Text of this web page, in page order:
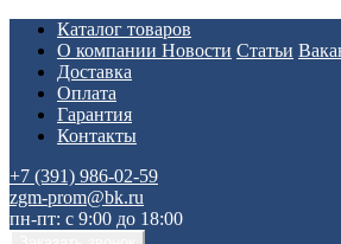
Каталог товаров
О компании Новости Статьи
Доставка
Оплата
Гарантия
Контакты
+7 (391) 986-02-59
zgm-prom@bk.ru
пн-пт: с 9:00 до 18:00